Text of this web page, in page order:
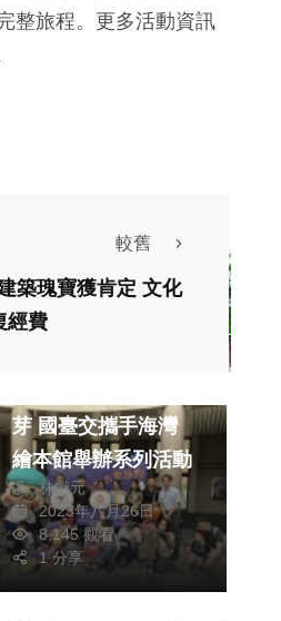
整旅程。更多活動資訊
較舊
築瑰寶獲肯定 文化
經費
政治
2024立委選戰
芽 國臺交攜手海灣
繪本館舉辦系列活動
林獻元
2023年八月26日
8,145 觀看
1 分享
社會 藝文
「2025藝起